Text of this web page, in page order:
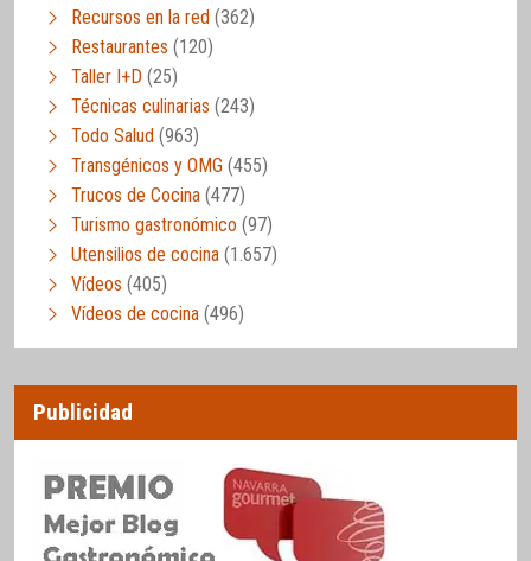
Recursos en la red (362)
Restaurantes (120)
Taller I+D (25)
Técnicas culinarias (243)
Todo Salud (963)
Transgénicos y OMG (455)
Trucos de Cocina (477)
Turismo gastronómico (97)
Utensilios de cocina (1.657)
Vídeos (405)
Vídeos de cocina (496)
Publicidad